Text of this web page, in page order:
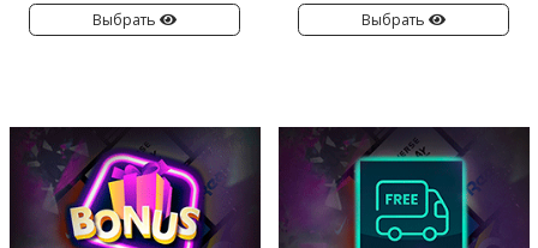
Выбрать Выбрать